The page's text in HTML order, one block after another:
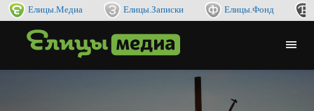
Елицы.Медиа Елицы.Записки Елицы.Фонд